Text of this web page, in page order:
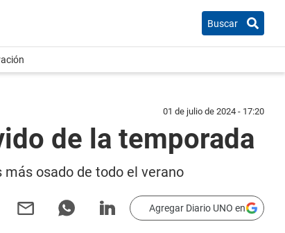
Buscar
01 de julio de 2024 - 17:20
de la temporada
osado de todo el verano
Agregar Diario UNO en